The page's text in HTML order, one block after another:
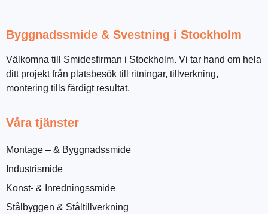
Byggnadssmide & Svestning i Stockholm
Välkomna till Smidesfirman i Stockholm. Vi tar hand om hela
ditt projekt från platsbesök till ritningar, tillverkning,
montering tills färdigt resultat.
Våra tjänster
Montage – & Byggnadssmide
Industrismide
Konst- & Inredningssmide
Stålbyggen & Ståltillverkning